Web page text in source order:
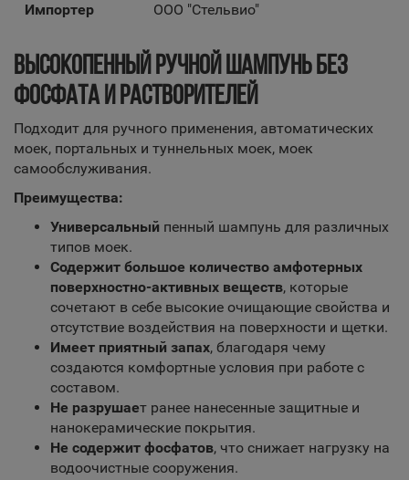
Импортер OOO "Стельвио"
ВЫСОКОПЕННЫЙ РУЧНОЙ ШАМПУНЬ БЕЗ
ФОСФАТА И РАСТВОРИТЕЛЕЙ
Подходит для ручного применения, автоматических
моек, портальных и туннельных моек, моек
самообслуживания.
Преимущества:
Универсальный пенный шампунь для различных
типов моек.
Содержит большое количество амфотерных
поверхностно-активных веществ, которые
сочетают в себе высокие очищающие свойства и
отсутствие воздействия на поверхности и щетки.
Имеет приятный запах, благодаря чему
создаются комфортные условия при работе с
составом.
Не разрушает ранее нанесенные защитные и
нанокерамические покрытия.
Не содержит фосфатов, что снижает нагрузку на
водоочистные сооружения.